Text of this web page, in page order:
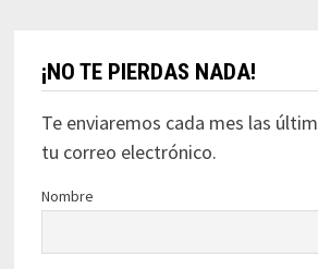
¡NO TE PIERDAS NADA!
Te enviaremos cada mes las
tu correo electrónico.
Nombre